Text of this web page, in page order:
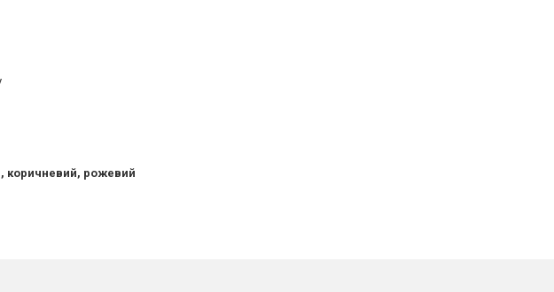
коричневий, рожевий